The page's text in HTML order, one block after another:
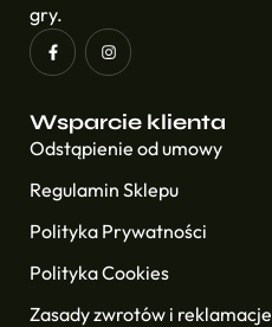
gry.
Wsparcie klienta
Odstąpienie od umowy
Regulamin Sklepu
Polityka Prywatności
Polityka Cookies
Zasady zwrotów i reklamacje